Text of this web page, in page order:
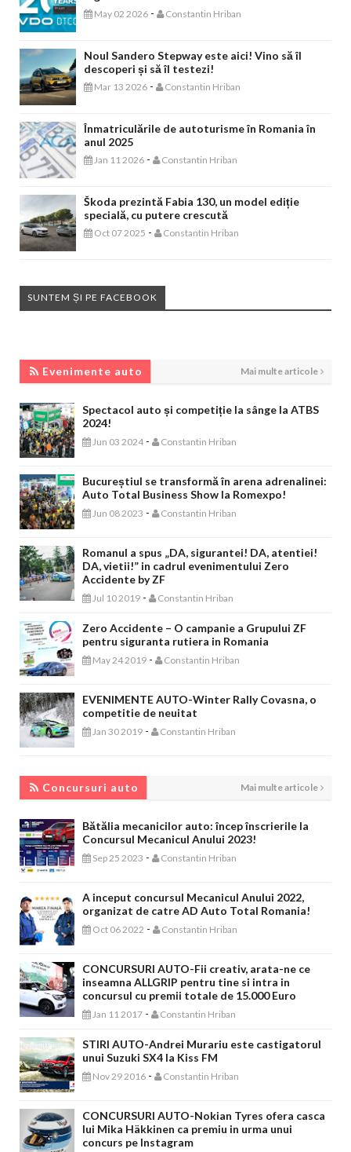
May 02 2026 - Constantin Hriban
Noul Sandero Stepway este aici! Vino să îl
descoperi și să îl testezi!
Mar 13 2026 - Constantin Hriban
Înmatriculările de autoturisme în Romania în
anul 2025
Jan 11 2026 - Constantin Hriban
Škoda prezintă Fabia 130, un model ediție
specială, cu putere crescută
Oct 07 2025 - Constantin Hriban
SUNTEM ȘI PE FACEBOOK
Evenimente auto Mai multe articole
Spectacol auto și competiție la sânge la ATBS
2024!
Jun 03 2024 - Constantin Hriban
Bucureștiul se transformă în arena adrenalinei:
Auto Total Business Show la Romexpo!
Jun 08 2023 - Constantin Hriban
Romanul a spus „DA, sigurantei! DA, atentiei!
DA, vietii!” in cadrul evenimentului Zero
Accidente by ZF
Jul 10 2019 - Constantin Hriban
Zero Accidente – O campanie a Grupului ZF
pentru siguranta rutiera in Romania
May 24 2019 - Constantin Hriban
EVENIMENTE AUTO-Winter Rally Covasna, o
competitie de neuitat
Jan 30 2019 - Constantin Hriban
Concursuri auto Mai multe articole
Bătălia mecanicilor auto: încep înscrierile la
Concursul Mecanicul Anului 2023!
Sep 25 2023 - Constantin Hriban
A inceput concursul Mecanicul Anului 2022,
organizat de catre AD Auto Total Romania!
Oct 06 2022 - Constantin Hriban
CONCURSURI AUTO-Fii creativ, arata-ne ce
inseamna ALLGRIP pentru tine si intra in
concursul cu premii totale de 15.000 Euro
Jan 11 2017 - Constantin Hriban
STIRI AUTO-Andrei Murariu este castigatorul
unui Suzuki SX4 la Kiss FM
Nov 29 2016 - Constantin Hriban
CONCURSURI AUTO-Nokian Tyres ofera casca
lui Mika Häkkinen ca premiu in urma unui
concurs pe Instagram